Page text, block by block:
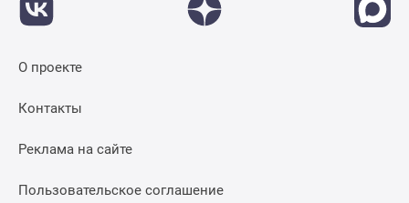
О проекте
Контакты
Реклама на сайте
Пользовательское соглашение